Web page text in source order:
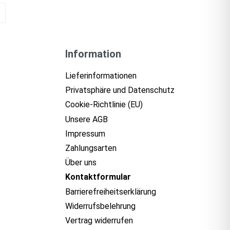
Information
Lieferinformationen
Privatsphäre und Datenschutz
Cookie-Richtlinie (EU)
Unsere AGB
Impressum
Zahlungsarten
Über uns
Kontaktformular​
Barrierefreiheits­erklärung
Widerrufsbelehrung
Vertrag widerrufen